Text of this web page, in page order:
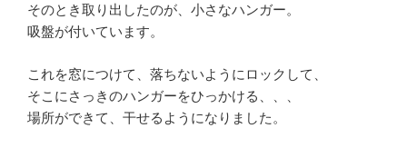
そのとき取り出したのが、小さなハンガー。
吸盤が付いています。
これを窓につけて、落ちないようにロックして、
そこにさっきのハンガーをひっかける、、、
場所ができて、干せるようになりました。